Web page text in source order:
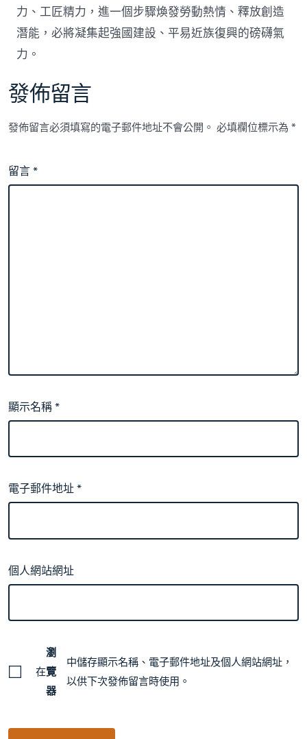
力、工匠精力，進一個步驟煥發勞動熱情、釋放創造
潛能，必將凝集起強國建設、平易近族復興的磅礴氣
力。
發佈留言
發佈留言必須填寫的電子郵件地址不會公開。 必填欄位標示為*
留言*
顯示名稱*
電子郵件地址*
個人網站網址
在
瀏
覽
器
中儲存顯示名稱、電子郵件地址及個人網站網址，
以供下次發佈留言時使用。